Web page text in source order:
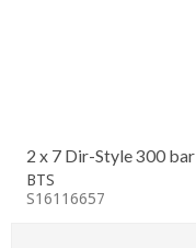
2 x 7 Dir-Style 300 bar
BTS
S16116657